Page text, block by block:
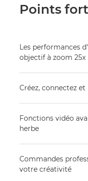
Points
Les performances
objectif à zoom 25x
Créez, connectez
Fonctions vidéo
herbe
Commandes
votre créativité